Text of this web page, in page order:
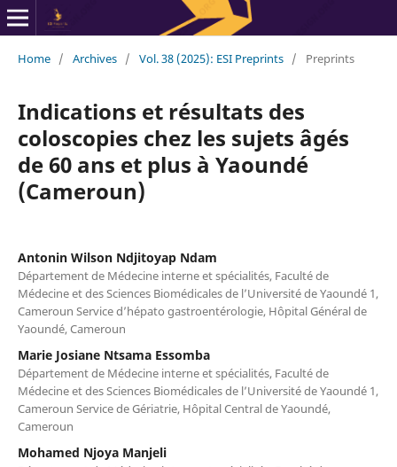
Home / Archives / Vol. 38 (2025): ESI Preprints / Preprints
Indications et résultats des
coloscopies chez les sujets âgés
de 60 ans et plus à Yaoundé
(Cameroun)
Antonin Wilson Ndjitoyap Ndam
Département de Médecine interne et spécialités, Faculté de
Médecine et des Sciences Biomédicales de l’Université de Yaoundé 1,
Cameroun Service d’hépato gastroentérologie, Hôpital Général de
Yaoundé, Cameroun
Marie Josiane Ntsama Essomba
Département de Médecine interne et spécialités, Faculté de
Médecine et des Sciences Biomédicales de l’Université de Yaoundé 1,
Cameroun Service de Gériatrie, Hôpital Central de Yaoundé,
Cameroun
Mohamed Njoya Manjeli